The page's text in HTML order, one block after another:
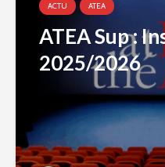
ACTU ATEA
ATEA Sup :
2025/2026